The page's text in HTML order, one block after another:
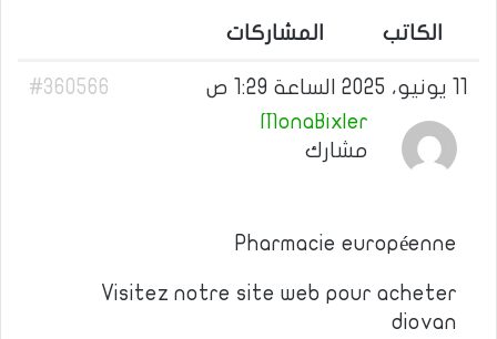
الكاتب المشاركات
#360566
MonaBixler
مشارك
Pharmacie européenne
Visitez notre site web pour acheter
diovan